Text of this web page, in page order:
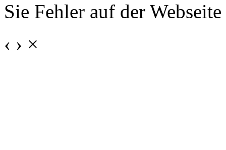
Sie Fehler auf der
‹ › ×